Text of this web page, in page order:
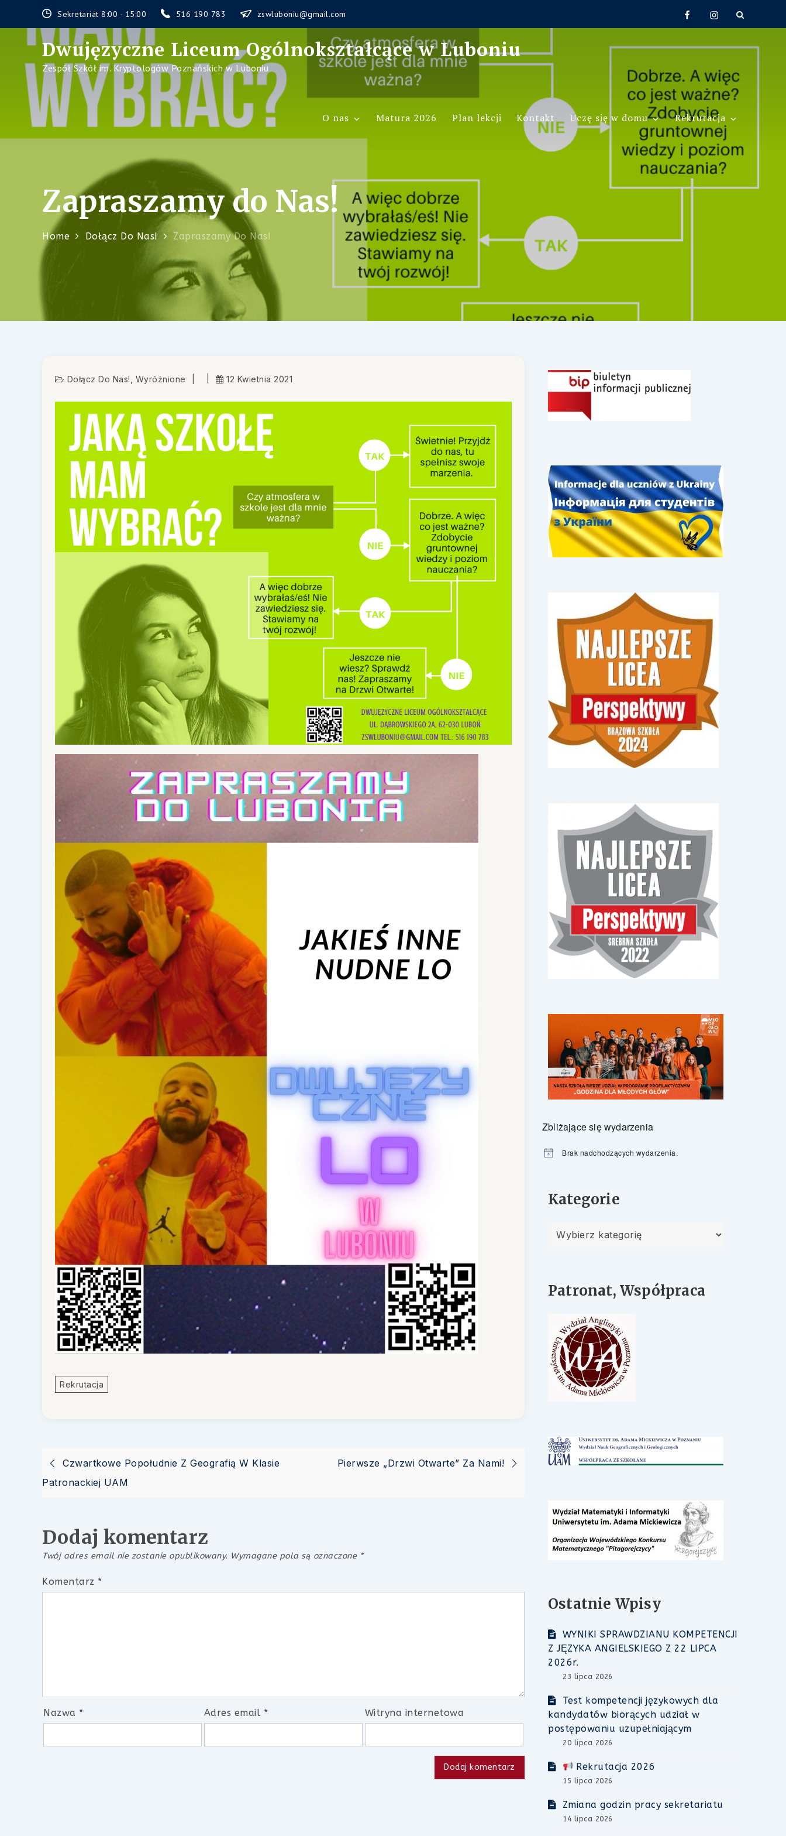
Sekretariat 8:00 - 15:00 516 190 783 zswluboniu@gmail.com FacebookInstagram
Dwujęzyczne Liceum Ogólnokształcące w Luboniu
Zespół Szkół im. Kryptologów Poznańskich w Luboniu
O nas Matura 2026 Plan lekcji Kontakt Uczę się w domu Rekrutacja
Zapraszamy do Nas!
Home Dołącz Do Nas! Zapraszamy Do Nas!
Dołącz Do Nas! Wyróżnione 12 Kwietnia 2021
Rekrutacja
Nawigacja
wpisu
Czwartkowe Popołudnie Z Geografią W Klasie
Patronackiej UAM
Pierwsze „Drzwi Otwarte” Za Nami!
Dodaj komentarz
Twój adres email nie zostanie opublikowany. Wymagane pola są oznaczone *
Komentarz *
Nazwa * Adres email * Witryna internetowa
Zbliżające się wydarzenia
Powiadomienie
Brak nadchodzących wydarzenia.
Kategorie
Kategorie
Patronat, Współpraca
Ostatnie Wpisy
WYNIKI SPRAWDZIANU KOMPETENCJI
Z JĘZYKA ANGIELSKIEGO Z 22 LIPCA
2026r.
23 lipca 2026
Test kompetencji językowych dla
kandydatów biorących udział w
postępowaniu uzupełniającym
20 lipca 2026
Rekrutacja 2026
15 lipca 2026
Zmiana godzin pracy sekretariatu
14 lipca 2026